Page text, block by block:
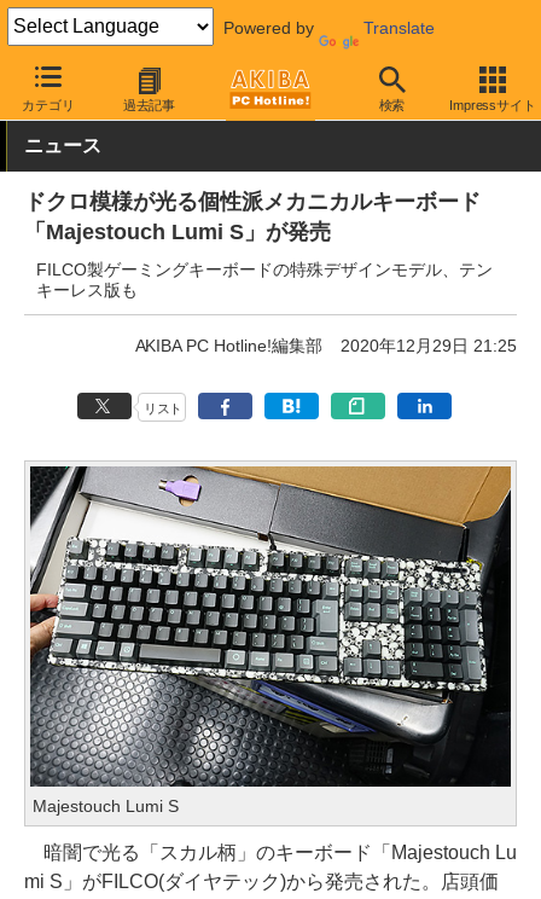
Powered by Translate
カテゴリ 過去記事 検索 Impressサイト
AKIBA PC Hotline! PC周辺機器 キーボード ダイヤテック
ニュース
ドクロ模様が光る個性派メカニカルキーボード
「Majestouch Lumi S」が発売
FILCO製ゲーミングキーボードの特殊デザインモデル、テン
キーレス版も
AKIBA PC Hotline!編集部 2020年12月29日 21:25
リスト
Majestouch Lumi S
暗闇で光る「スカル柄」のキーボード「Majestouch Lu
mi S」がFILCO(ダイヤテック)から発売された。店頭価